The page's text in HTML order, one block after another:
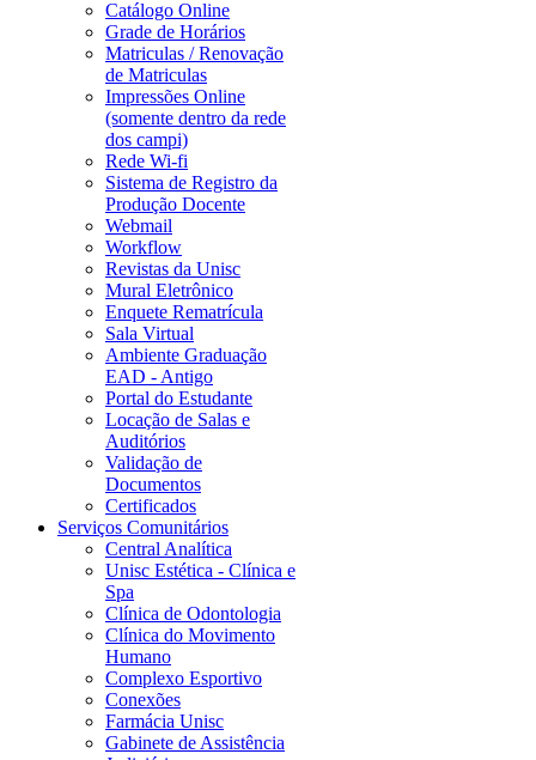
Catálogo Online
Grade de Horários
Matriculas / Renovação
de Matriculas
Impressões Online
(somente dentro da rede
dos campi)
Rede Wi-fi
Sistema de Registro da
Produção Docente
Webmail
Workflow
Revistas da Unisc
Mural Eletrônico
Enquete Rematrícula
Sala Virtual
Ambiente Graduação
EAD - Antigo
Portal do Estudante
Locação de Salas e
Auditórios
Validação de
Documentos
Certificados
Serviços Comunitários
Central Analítica
Unisc Estética - Clínica e
Spa
Clínica de Odontologia
Clínica do Movimento
Humano
Complexo Esportivo
Conexões
Farmácia Unisc
Gabinete de Assistência